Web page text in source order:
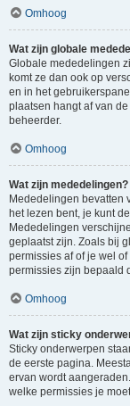
Omhoog
Wat zijn globale
Globale mededelingen
komt ze dan ook op
en in het
plaatsen hangt af van
beheerder.
Omhoog
Wat zijn mededelingen?
Mededelingen bevatten
het lezen bent, je kunt
Mededelingen
geplaatst zijn. Zoals bij
permissies af of je wel
permissies zijn bepaald
Omhoog
Wat zijn sticky
Sticky onderwerpen
de eerste pagina.
ervan wordt
welke permissies je